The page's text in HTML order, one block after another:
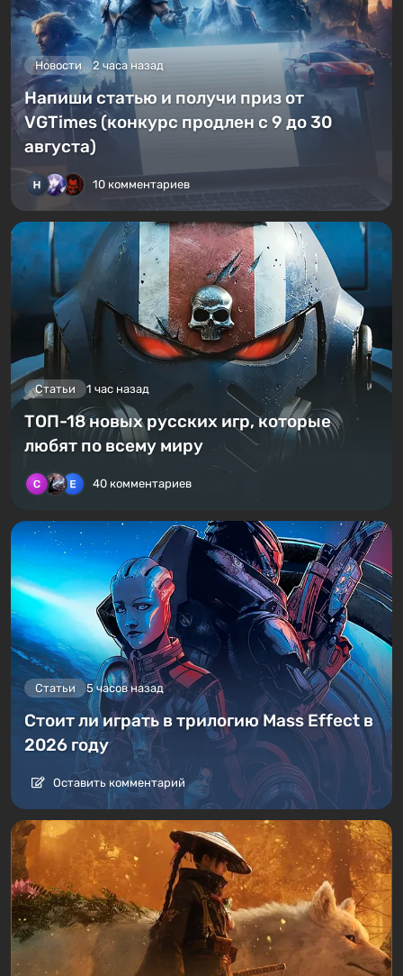
Новости 2 часа назад
Напиши статью и получи приз от
VGTimes (конкурс продлен с 9 до 30
августа)
10 комментариев
Статьи 1 час назад
ТОП-18 новых русских игр, которые
любят по всему миру
40 комментариев
Статьи 5 часов назад
Стоит ли играть в трилогию Mass Effect в
2026 году
Оставить комментарий